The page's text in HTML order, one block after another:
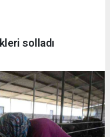
solladı